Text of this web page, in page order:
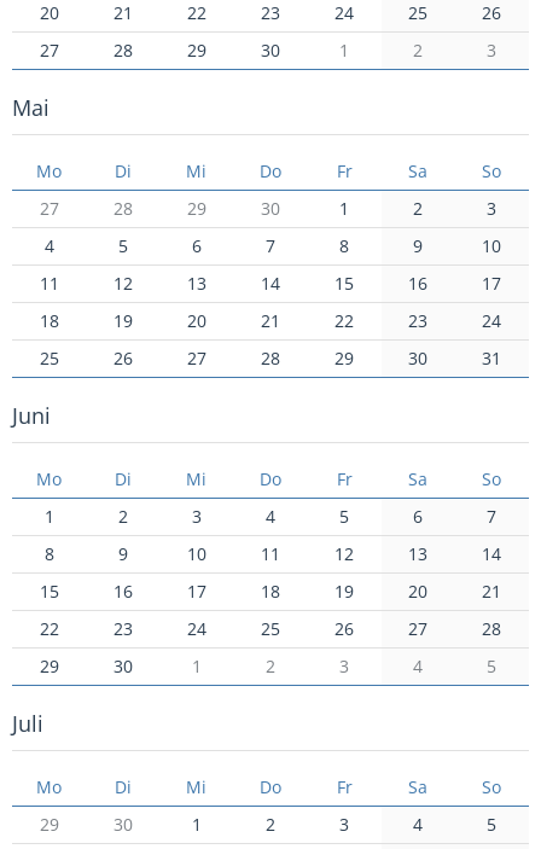
20
21 22 23 24 25
26
27
28 29 30 1 2 3
Mai
Mo Di Mi Do Fr Sa
So
27
28 29 30 1 2
3
4
5 6 7 8 9
10
11
12 13 14 15 16
17
18
19 20 21 22 23
24
25
26 27 28 29 30 31
Juni
Mo Di Mi Do Fr Sa
So
1
2 3 4 5 6
7
8
9 10 11 12 13
14
15
16 17 18 19 20
21
22
23 24 25 26 27
28
29
30 1 2 3 4 5
Juli
Mo Di Mi Do Fr Sa
So
29
30 1 2 3 4
5